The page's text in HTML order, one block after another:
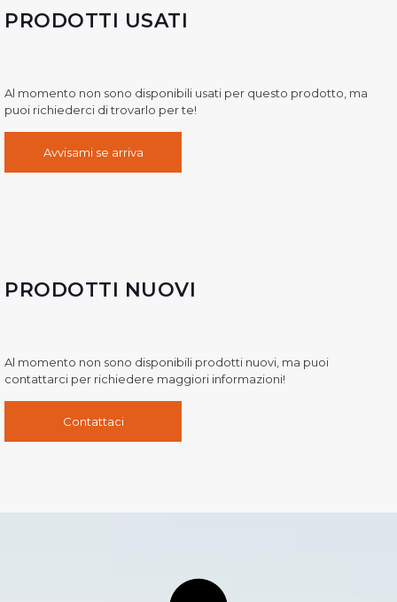
PRODOTTI USATI
Al momento non sono disponibili usati per questo prodotto, ma
puoi richiederci di trovarlo per te!
Avvisami se arriva
PRODOTTI NUOVI
Al momento non sono disponibili prodotti nuovi, ma puoi
contattarci per richiedere maggiori informazioni!
Contattaci